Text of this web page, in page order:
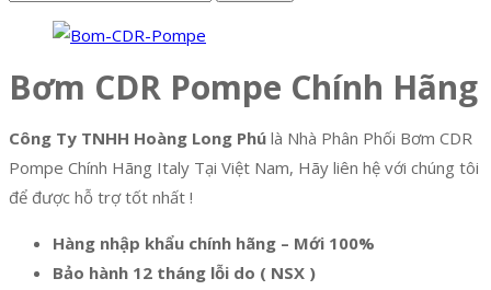
Bơm CDR Pompe Chính Hãng
Công Ty TNHH Hoàng Long Phú là Nhà Phân Phối Bơm CDR
Pompe Chính Hãng Italy Tại Việt Nam, Hãy liên hệ với chúng tôi
để được hỗ trợ tốt nhất !
Hàng nhập khẩu chính hãng – Mới 100%
Bảo hành 12 tháng lỗi do ( NSX )